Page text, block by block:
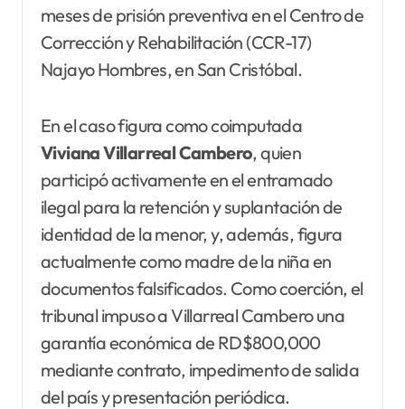
meses de prisión preventiva en el Centro de
Corrección y Rehabilitación (CCR-17)
Najayo Hombres, en San Cristóbal.
En el caso figura como coimputada
Viviana Villarreal Cambero, quien
participó activamente en el entramado
ilegal para la retención y suplantación de
identidad de la menor, y, además, figura
actualmente como madre de la niña en
documentos falsificados. Como coerción, el
tribunal impuso a Villarreal Cambero una
garantía económica de RD$800,000
mediante contrato, impedimento de salida
del país y presentación periódica.